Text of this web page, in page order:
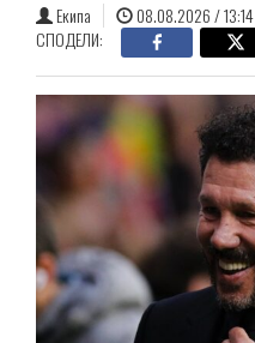
Екипа
08.08.2026 / 13:14
СПОДЕЛИ: